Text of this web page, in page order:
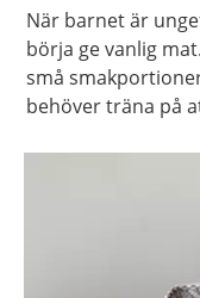
När barnet är
börja ge vanlig
små
behöver träna på